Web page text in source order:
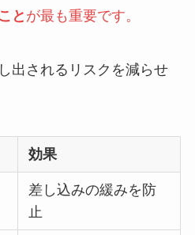
と が最も重要です。
出されるリスクを減らせ
効果
差し込みの緩みを防
止